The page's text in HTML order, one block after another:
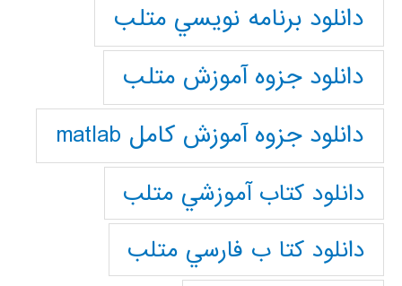
دانلود برنامه نويسي متلب
دانلود جزوه آموزش متلب
دانلود جزوه آموزش کامل matlab
دانلود كتاب آموزشي متلب
دانلود كتا ب فارسي متلب